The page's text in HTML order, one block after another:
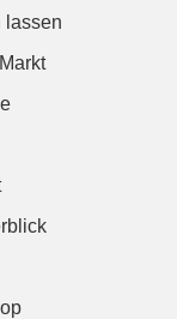
lassen